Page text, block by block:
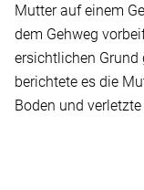
Mutter auf einem
dem Gehweg
ersichtlichen Grund
berichtete es die
Boden und